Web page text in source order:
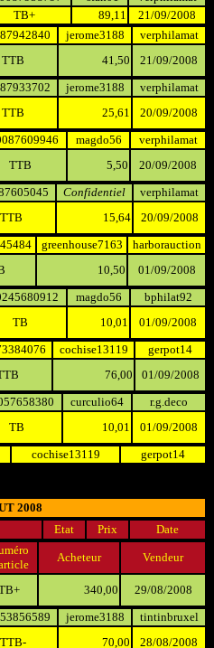
TB+ 89,11
21/09/2008
jerome3188
verphilamat
TTB 41,50
21/09/2008
jerome3188
verphilamat
TTB 25,61
20/09/2008
magdo56
verphilamat
TTB 5,50
20/09/2008
Confidentiel
verphilamat
TTB 15,64
20/09/2008
greenhouse7163
harborauction
10,50
01/09/2008
magdo56
bphilat92
TB 10,01
01/09/2008
cochise13119
gerpot14
76,00
01/09/2008
curculio64
r.g.deco
TB 10,01
01/09/2008
cochise13119 gerpot14
2008
Etat Prix Date
Acheteur
Vendeur
340,00
29/08/2008
jerome3188
tintinbruxel
TTB- 70,00 28/08/2008